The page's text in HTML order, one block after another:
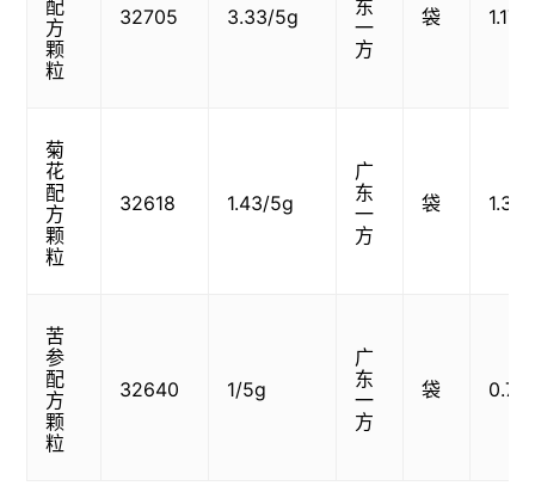
配
方
颗
粒
32705 3.33/5g
东
一
方
袋 1.17
菊
花
配
方
颗
粒
32618 1.43/5g
广
东
一
方
袋 1.38
苦
参
配
方
颗
粒
32640 1/5g
广
东
一
方
袋 0.72